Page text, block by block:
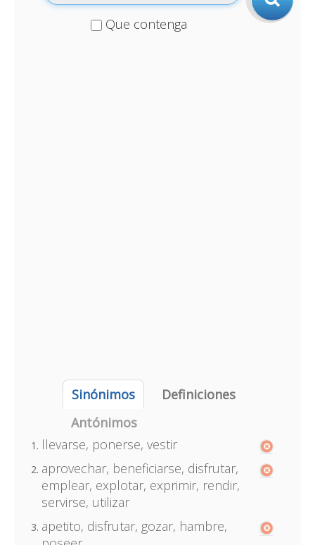
Que contenga
Sinónimos
Definiciones
Antónimos
llevarse, ponerse, vestir
aprovechar, beneficiarse, disfrutar,
emplear, explotar, exprimir, rendir,
servirse, utilizar
apetito, disfrutar, gozar, hambre,